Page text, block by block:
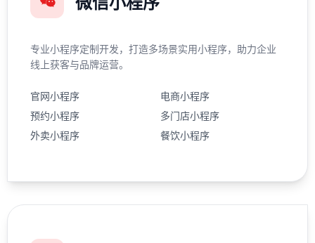
专业小程序定制开发，打造多场景实用小程序，助力企业
线上获客与品牌运营。
官网小程序
电商小程序
预约小程序
多门店小程序
外卖小程序
餐饮小程序